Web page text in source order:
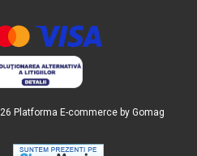
Platforma E-commerce by Gomag